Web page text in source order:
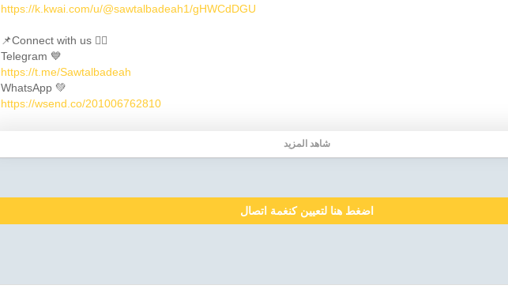
https://k.kwai.com/u/@sawtalbadeah1/gHWCdDGU
📌Connect with us 👇🏼
Telegram 💙
https://t.me/Sawtalbadeah
WhatsApp 💚
https://wsend.co/201006762810
شاهد المزيد
اضغط هنا لتعيين كنغمة اتصال